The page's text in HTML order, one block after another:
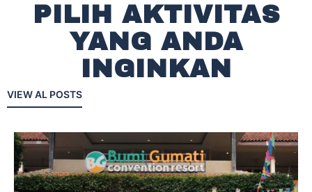
PILIH AKTIVITAS
YANG ANDA
INGINKAN
VIEW AL POSTS